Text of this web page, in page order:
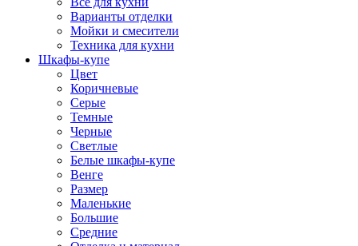
Варианты отделки
Мойки и смесители
Техника для кухни
Шкафы-купе
Цвет
Коричневые
Серые
Темные
Черные
Светлые
Белые шкафы-купе
Венге
Размер
Маленькие
Большие
Средние